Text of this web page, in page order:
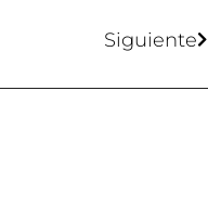
Siguiente